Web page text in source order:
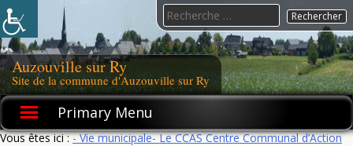
Skip
to
content
Auzouville sur Ry
Site de la commune d'Auzouville sur Ry
Primary Menu
Search
for:
Vous êtes ici :- Vie municipale- Le CCAS Centre Communal d’Action